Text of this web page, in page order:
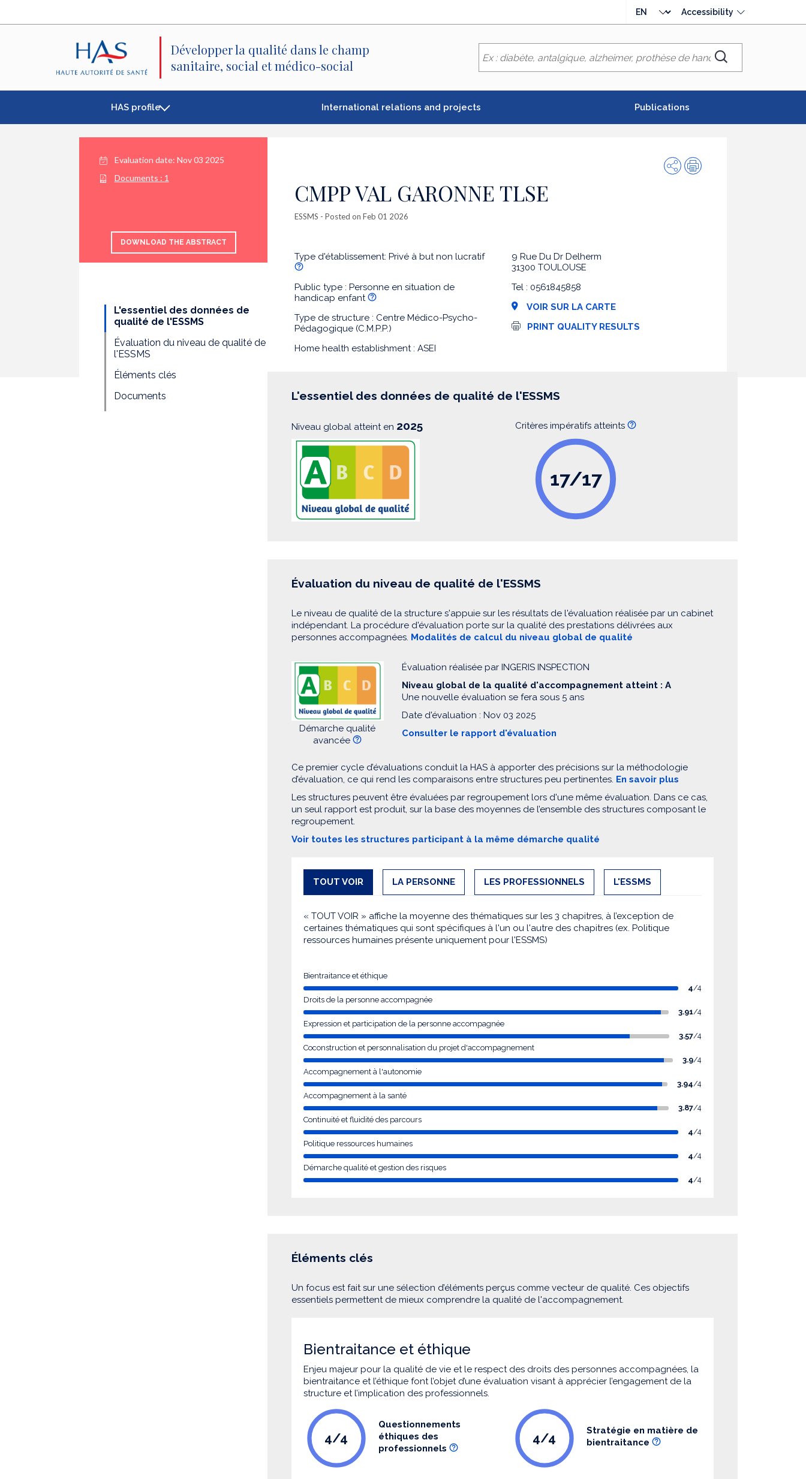
language
Accessibility
Développer la qualité dans le champ
sanitaire, social et médico-social
Chercher
HAS profile International relations and projects Publications
Evaluation date: Nov 03 2025
Documents : 1
DOWNLOAD THE ABSTRACT
L'essentiel des données de
qualité de l'ESSMS
Évaluation du niveau de qualité de
l'ESSMS
Éléments clés
Documents
SharePrint
CMPP VAL GARONNE TLSE
ESSMS - Posted on Feb 01 2026
Type d'établissement: Privé à but non lucratif
Public type : Personne en situation de
handicap enfant
Type de structure : Centre Médico-Psycho-
Pédagogique (C.M.P.P.)
Home health establishment : ASEI
9 Rue Du Dr Delherm
31300 TOULOUSE
Tel : 0561845858
VOIR SUR LA CARTE
I
o
PRINT QUALITY RESULTS
L'essentiel des données de qualité de l'ESSMS
Niveau global atteint en 2025 Critères impératifs atteints
17/17
Évaluation du niveau de qualité de l'ESSMS
Le niveau de qualité de la structure s'appuie sur les résultats de l'évaluation réalisée par un cabinet
indépendant. La procédure d'évaluation porte sur la qualité des prestations délivrées aux
personnes accompagnées. Modalités de calcul du niveau global de qualité
Démarche qualité
avancée
Évaluation réalisée par INGERIS INSPECTION
Niveau global de la qualité d'accompagnement atteint : A
Une nouvelle évaluation se fera sous 5 ans
Date d'évaluation : Nov 03 2025
Consulter le rapport d'évaluation
Ce premier cycle d’évaluations conduit la HAS à apporter des précisions sur la méthodologie
d’évaluation, ce qui rend les comparaisons entre structures peu pertinentes. En savoir plus
Les structures peuvent être évaluées par regroupement lors d'une même évaluation. Dans ce cas,
un seul rapport est produit, sur la base des moyennes de l’ensemble des structures composant le
regroupement.
Voir toutes les structures participant à la même démarche qualité
TOUT VOIR LA PERSONNE LES PROFESSIONNELS L'ESSMS
« TOUT VOIR » affiche la moyenne des thématiques sur les 3 chapitres, à l’exception de
certaines thématiques qui sont spécifiques à l'un ou l'autre des chapitres (ex. Politique
ressources humaines présente uniquement pour l'ESSMS)
Bientraitance et éthique
4/4
Droits de la personne accompagnée
3.91/4
Expression et participation de la personne accompagnée
3.57/4
Coconstruction et personnalisation du projet d'accompagnement
3.9/4
Accompagnement à l'autonomie
3.94/4
Accompagnement à la santé
3.87/4
Continuité et fluidité des parcours
4/4
Politique ressources humaines
4/4
Démarche qualité et gestion des risques
4/4
Éléments clés
Un focus est fait sur une sélection d’éléments perçus comme vecteur de qualité. Ces objectifs
essentiels permettent de mieux comprendre la qualité de l'accompagnement.
Bientraitance et éthique
Enjeu majeur pour la qualité de vie et le respect des droits des personnes accompagnées, la
bientraitance et l’éthique font l’objet d’une évaluation visant à apprécier l’engagement de la
structure et l’implication des professionnels.
4/4
Questionnements
éthiques des
professionnels
4/4
Stratégie en matière de
bientraitance